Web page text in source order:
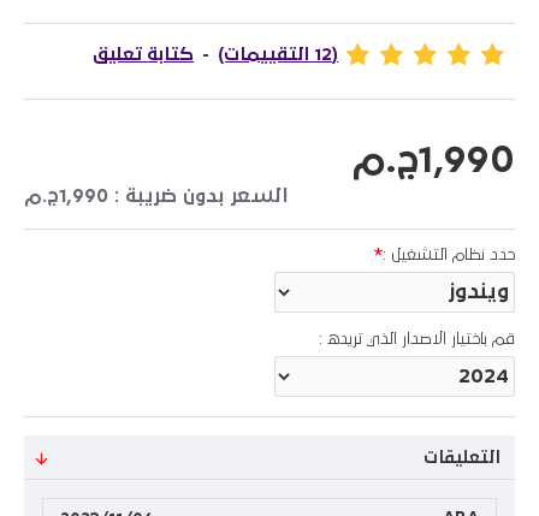
(12 التقييمات) - كتابة تعليق
1,990ج.م
السعر بدون ضريبة : 1,990ج.م
حدد نظام التشغيل :
قم باختيار الاصدار الذي تريده :
التعليقات